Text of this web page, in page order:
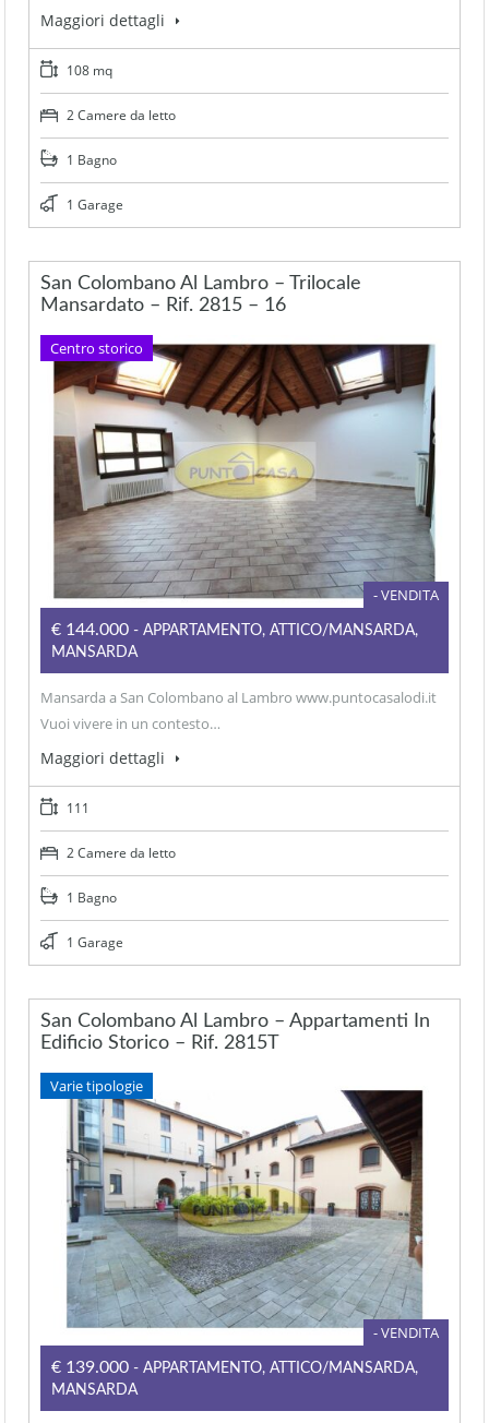
Maggiori dettagli
108 mq
2 Camere da letto
1 Bagno
1 Garage
San Colombano Al Lambro – Trilocale
Mansardato – Rif. 2815 – 16
Centro storico
- VENDITA
€144.000 - APPARTAMENTO, ATTICO/MANSARDA,
MANSARDA
Mansarda a San Colombano al Lambro www.puntocasalodi.it
Vuoi vivere in un contesto…
Maggiori dettagli
111
2 Camere da letto
1 Bagno
1 Garage
San Colombano Al Lambro – Appartamenti In
Edificio Storico – Rif. 2815T
Varie tipologie
- VENDITA
€139.000 - APPARTAMENTO, ATTICO/MANSARDA,
MANSARDA